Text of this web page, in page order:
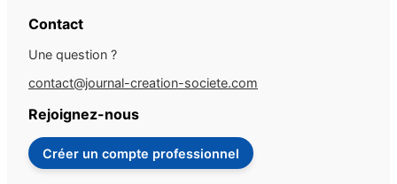
Contact
Une question ?
contact@journal-creation-societe.com
Rejoignez-nous
Créer un compte professionnel